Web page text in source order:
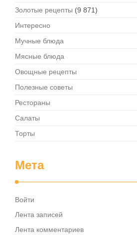
Золотые рецепты (9 871)
Интересно
Мучные блюда
Мясные блюда
Овощные рецепты
Полезные советы
Рестораны
Салаты
Торты
Мета
Войти
Лента записей
Лента комментариев